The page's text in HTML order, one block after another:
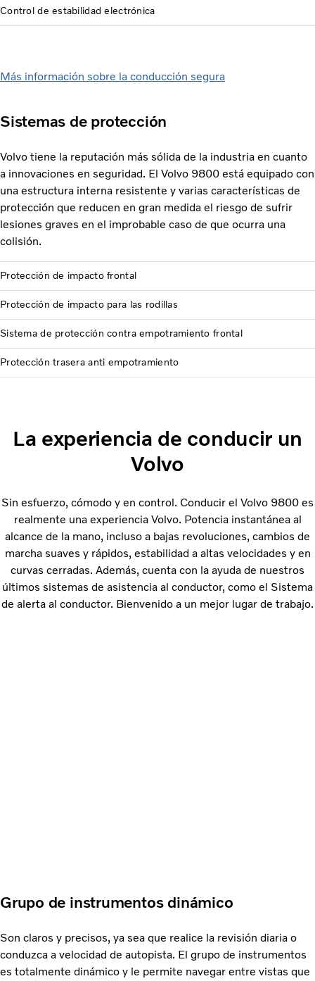
Control de estabilidad electrónica
Más información sobre la conducción segura
Sistemas de protección
Volvo tiene la reputación más sólida de la industria en cuanto
a innovaciones en seguridad. El Volvo 9800 está equipado con
una estructura interna resistente y varias características de
protección que reducen en gran medida el riesgo de sufrir
lesiones graves en el improbable caso de que ocurra una
colisión.
Protección de impacto frontal
Protección de impacto para las rodillas
Sistema de protección contra empotramiento frontal
Protección trasera anti empotramiento
La experiencia de conducir un
Volvo
Sin esfuerzo, cómodo y en control. Conducir el Volvo 9800 es
realmente una experiencia Volvo. Potencia instantánea al
alcance de la mano, incluso a bajas revoluciones, cambios de
marcha suaves y rápidos, estabilidad a altas velocidades y en
curvas cerradas. Además, cuenta con la ayuda de nuestros
últimos sistemas de asistencia al conductor, como el Sistema
de alerta al conductor. Bienvenido a un mejor lugar de trabajo.
Grupo de instrumentos dinámico
Son claros y precisos, ya sea que realice la revisión diaria o
conduzca a velocidad de autopista. El grupo de instrumentos
es totalmente dinámico y le permite navegar entre vistas que